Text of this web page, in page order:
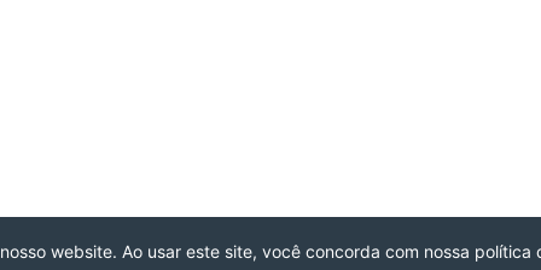
website. Ao usar este site, você concorda com nossa política